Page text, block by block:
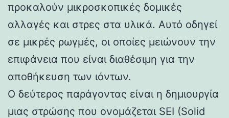
προκαλούν μικροσκοπικές δομικές
αλλαγές και στρες στα υλικά. Αυτό οδηγεί
σε μικρές ρωγμές, οι οποίες μειώνουν την
επιφάνεια που είναι διαθέσιμη για την
αποθήκευση των ιόντων.
Ο δεύτερος παράγοντας είναι η δημιουργία
μιας στρώσης που ονομάζεται SEI (Solid